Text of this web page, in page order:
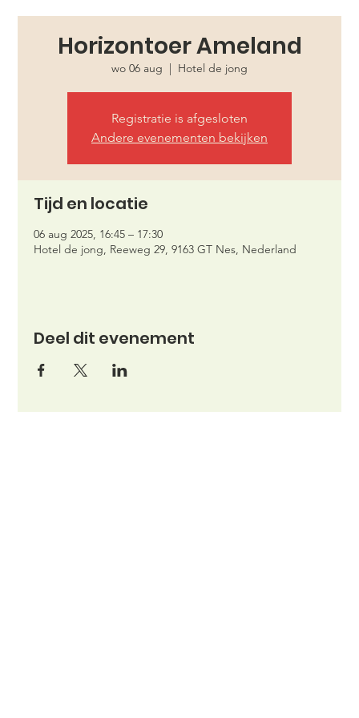
Horizontoer Ameland
wo 06 aug
  |
Hotel de jong
Registratie is afgesloten
Andere evenementen bekijken
Tijd en locatie
06 aug 2025, 16:45 – 17:30
Hotel de jong, Reeweg 29, 9163 GT Nes, Nederland
Deel dit evenement